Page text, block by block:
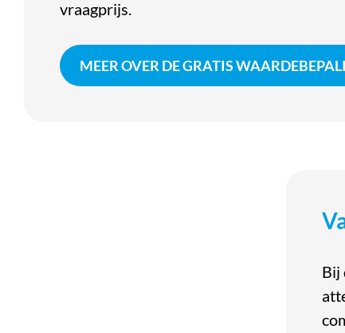
vraagprijs.
MEER OVER DE GRATIS
Bij